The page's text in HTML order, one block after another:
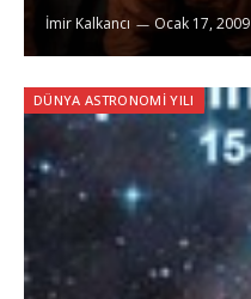
İmir Kalkancı Ocak 17, 2009
DÜNYA ASTRONOMI YILI